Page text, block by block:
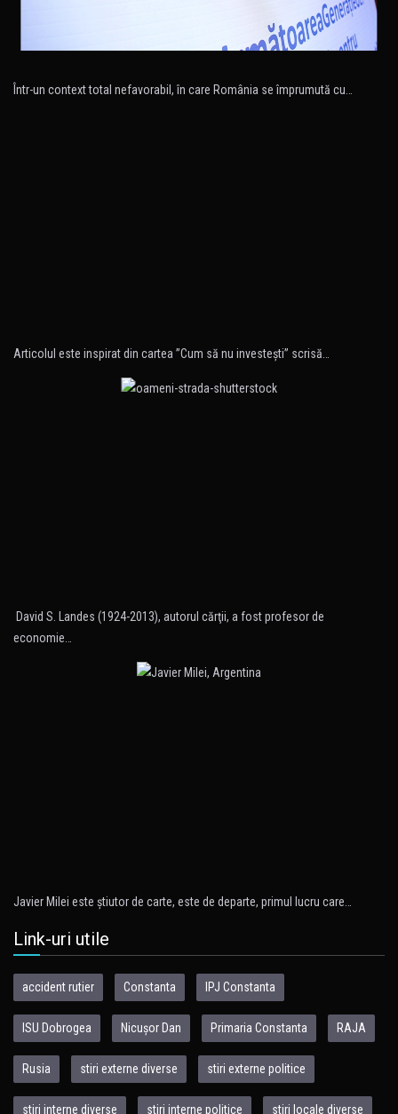
Într-un context total nefavorabil, în care România se împrumută cu…
Articolul este inspirat din cartea ”Cum să nu investeşti” scrisă…
David S. Landes (1924-2013), autorul cărţii, a fost profesor de
economie…
Javier Milei este ştiutor de carte, este de departe, primul lucru care…
Link-uri utile
accident rutier Constanta IPJ Constanta
ISU Dobrogea Nicușor Dan Primaria Constanta RAJA
Rusia stiri externe diverse stiri externe politice
stiri interne diverse stiri interne politice stiri locale diverse